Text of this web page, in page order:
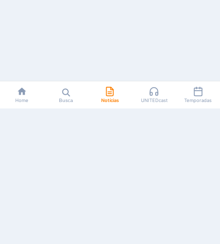
Home Busca Notícias UNITEDcast Temporadas